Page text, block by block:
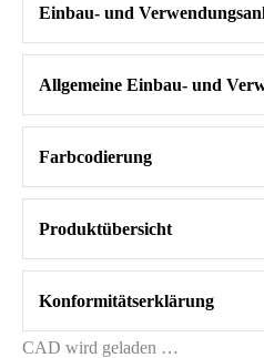
Einbau- und
Allgemeine Einbau- und
Farbcodierung
Produktübersicht
Konformitätserklärung
CAD wird geladen …